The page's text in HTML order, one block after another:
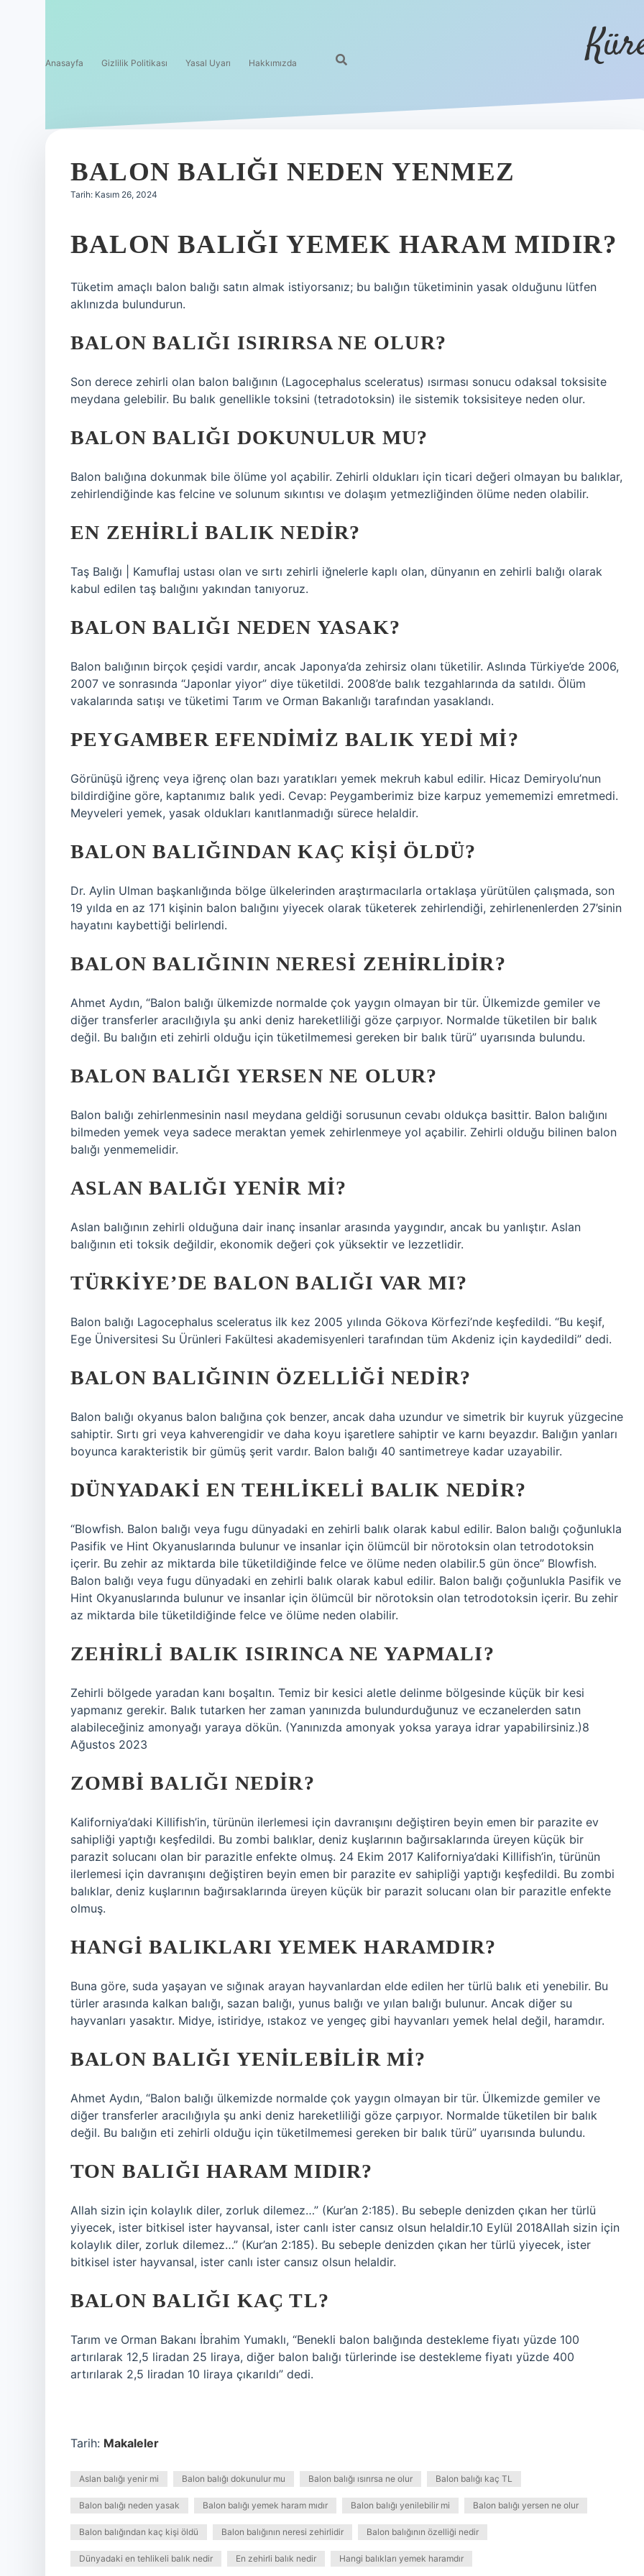
Anasayfa Gizlilik Politikası Yasal Uyarı Hakkımızda
BALON BALIĞI NEDEN YENMEZ
Tarih: Kasım 26, 2024
BALON BALIĞI YEMEK HARAM MIDIR?
Tüketim amaçlı balon balığı satın almak istiyorsanız; bu balığın tüketiminin yasak olduğunu lütfen
aklınızda bulundurun.
BALON BALIĞI ISIRIRSA NE OLUR?
Son derece zehirli olan balon balığının (Lagocephalus sceleratus) ısırması sonucu odaksal toksisite
meydana gelebilir. Bu balık genellikle toksini (tetradotoksin) ile sistemik toksisiteye neden olur.
BALON BALIĞI DOKUNULUR MU?
Balon balığına dokunmak bile ölüme yol açabilir. Zehirli oldukları için ticari değeri olmayan bu balıklar,
zehirlendiğinde kas felcine ve solunum sıkıntısı ve dolaşım yetmezliğinden ölüme neden olabilir.
EN ZEHIRLI BALIK NEDIR?
Taş Balığı | Kamuflaj ustası olan ve sırtı zehirli iğnelerle kaplı olan, dünyanın en zehirli balığı olarak
kabul edilen taş balığını yakından tanıyoruz.
BALON BALIĞI NEDEN YASAK?
Balon balığının birçok çeşidi vardır, ancak Japonya’da zehirsiz olanı tüketilir. Aslında Türkiye’de 2006,
2007 ve sonrasında “Japonlar yiyor” diye tüketildi. 2008’de balık tezgahlarında da satıldı. Ölüm
vakalarında satışı ve tüketimi Tarım ve Orman Bakanlığı tarafından yasaklandı.
PEYGAMBER EFENDIMIZ BALIK YEDI MI?
Görünüşü iğrenç veya iğrenç olan bazı yaratıkları yemek mekruh kabul edilir. Hicaz Demiryolu’nun
bildirdiğine göre, kaptanımız balık yedi. Cevap: Peygamberimiz bize karpuz yemememizi emretmedi.
Meyveleri yemek, yasak oldukları kanıtlanmadığı sürece helaldir.
BALON BALIĞINDAN KAÇ KIŞI ÖLDÜ?
Dr. Aylin Ulman başkanlığında bölge ülkelerinden araştırmacılarla ortaklaşa yürütülen çalışmada, son
19 yılda en az 171 kişinin balon balığını yiyecek olarak tüketerek zehirlendiği, zehirlenenlerden 27’sinin
hayatını kaybettiği belirlendi.
BALON BALIĞININ NERESI ZEHIRLIDIR?
Ahmet Aydın, “Balon balığı ülkemizde normalde çok yaygın olmayan bir tür. Ülkemizde gemiler ve
diğer transferler aracılığıyla şu anki deniz hareketliliği göze çarpıyor. Normalde tüketilen bir balık
değil. Bu balığın eti zehirli olduğu için tüketilmemesi gereken bir balık türü” uyarısında bulundu.
BALON BALIĞI YERSEN NE OLUR?
Balon balığı zehirlenmesinin nasıl meydana geldiği sorusunun cevabı oldukça basittir. Balon balığını
bilmeden yemek veya sadece meraktan yemek zehirlenmeye yol açabilir. Zehirli olduğu bilinen balon
balığı yenmemelidir.
ASLAN BALIĞI YENIR MI?
Aslan balığının zehirli olduğuna dair inanç insanlar arasında yaygındır, ancak bu yanlıştır. Aslan
balığının eti toksik değildir, ekonomik değeri çok yüksektir ve lezzetlidir.
TÜRKIYE’DE BALON BALIĞI VAR MI?
Balon balığı Lagocephalus sceleratus ilk kez 2005 yılında Gökova Körfezi’nde keşfedildi. “Bu keşif,
Ege Üniversitesi Su Ürünleri Fakültesi akademisyenleri tarafından tüm Akdeniz için kaydedildi” dedi.
BALON BALIĞININ ÖZELLIĞI NEDIR?
Balon balığı okyanus balon balığına çok benzer, ancak daha uzundur ve simetrik bir kuyruk yüzgecine
sahiptir. Sırtı gri veya kahverengidir ve daha koyu işaretlere sahiptir ve karnı beyazdır. Balığın yanları
boyunca karakteristik bir gümüş şerit vardır. Balon balığı 40 santimetreye kadar uzayabilir.
DÜNYADAKI EN TEHLIKELI BALIK NEDIR?
“Blowfish. Balon balığı veya fugu dünyadaki en zehirli balık olarak kabul edilir. Balon balığı çoğunlukla
Pasifik ve Hint Okyanuslarında bulunur ve insanlar için ölümcül bir nörotoksin olan tetrodotoksin
içerir. Bu zehir az miktarda bile tüketildiğinde felce ve ölüme neden olabilir.5 gün önce” Blowfish.
Balon balığı veya fugu dünyadaki en zehirli balık olarak kabul edilir. Balon balığı çoğunlukla Pasifik ve
Hint Okyanuslarında bulunur ve insanlar için ölümcül bir nörotoksin olan tetrodotoksin içerir. Bu zehir
az miktarda bile tüketildiğinde felce ve ölüme neden olabilir.
ZEHIRLI BALIK ISIRINCA NE YAPMALI?
Zehirli bölgede yaradan kanı boşaltın. Temiz bir kesici aletle delinme bölgesinde küçük bir kesi
yapmanız gerekir. Balık tutarken her zaman yanınızda bulundurduğunuz ve eczanelerden satın
alabileceğiniz amonyağı yaraya dökün. (Yanınızda amonyak yoksa yaraya idrar yapabilirsiniz.)8
Ağustos 2023
ZOMBI BALIĞI NEDIR?
Kaliforniya’daki Killifish’in, türünün ilerlemesi için davranışını değiştiren beyin emen bir parazite ev
sahipliği yaptığı keşfedildi. Bu zombi balıklar, deniz kuşlarının bağırsaklarında üreyen küçük bir
parazit solucanı olan bir parazitle enfekte olmuş. 24 Ekim 2017 Kaliforniya’daki Killifish’in, türünün
ilerlemesi için davranışını değiştiren beyin emen bir parazite ev sahipliği yaptığı keşfedildi. Bu zombi
balıklar, deniz kuşlarının bağırsaklarında üreyen küçük bir parazit solucanı olan bir parazitle enfekte
olmuş.
HANGI BALIKLARI YEMEK HARAMDIR?
Buna göre, suda yaşayan ve sığınak arayan hayvanlardan elde edilen her türlü balık eti yenebilir. Bu
türler arasında kalkan balığı, sazan balığı, yunus balığı ve yılan balığı bulunur. Ancak diğer su
hayvanları yasaktır. Midye, istiridye, ıstakoz ve yengeç gibi hayvanları yemek helal değil, haramdır.
BALON BALIĞI YENILEBILIR MI?
Ahmet Aydın, “Balon balığı ülkemizde normalde çok yaygın olmayan bir tür. Ülkemizde gemiler ve
diğer transferler aracılığıyla şu anki deniz hareketliliği göze çarpıyor. Normalde tüketilen bir balık
değil. Bu balığın eti zehirli olduğu için tüketilmemesi gereken bir balık türü” uyarısında bulundu.
TON BALIĞI HARAM MIDIR?
Allah sizin için kolaylık diler, zorluk dilemez…” (Kur’an 2:185). Bu sebeple denizden çıkan her türlü
yiyecek, ister bitkisel ister hayvansal, ister canlı ister cansız olsun helaldir.10 Eylül 2018Allah sizin için
kolaylık diler, zorluk dilemez…” (Kur’an 2:185). Bu sebeple denizden çıkan her türlü yiyecek, ister
bitkisel ister hayvansal, ister canlı ister cansız olsun helaldir.
BALON BALIĞI KAÇ TL?
Tarım ve Orman Bakanı İbrahim Yumaklı, “Benekli balon balığında destekleme fiyatı yüzde 100
artırılarak 12,5 liradan 25 liraya, diğer balon balığı türlerinde ise destekleme fiyatı yüzde 400
artırılarak 2,5 liradan 10 liraya çıkarıldı” dedi.
Tarih: Makaleler
Aslan balığı yenir mi Balon balığı dokunulur mu Balon balığı ısırırsa ne olur Balon balığı kaç TL
Balon balığı neden yasak Balon balığı yemek haram mıdır Balon balığı yenilebilir mi Balon balığı yersen ne olur
Balon balığından kaç kişi öldü Balon balığının neresi zehirlidir Balon balığının özelliği nedir
Dünyadaki en tehlikeli balık nedir En zehirli balık nedir Hangi balıkları yemek haramdır